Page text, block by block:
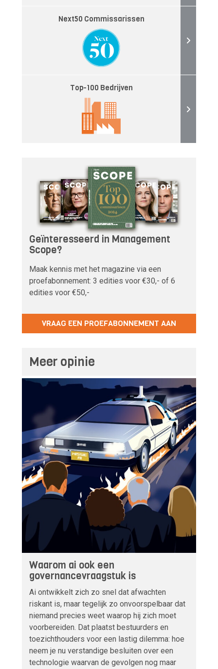
Next50 Commissarissen
Top-100 Bedrijven
Geïnteresseerd in Management
Scope?
Maak kennis met het magazine via een
proefabonnement: 3 edities voor €30,- of 6
edities voor €50,-
VRAAG EEN PROEFABONNEMENT AAN
Meer opinie
Waarom ai ook een
governancevraagstuk is
Ai ontwikkelt zich zo snel dat afwachten
riskant is, maar tegelijk zo onvoorspelbaar dat
niemand precies weet waarop hij zich moet
voorbereiden. Dat plaatst bestuurders en
toezichthouders voor een lastig dilemma: hoe
neem je nu verstandige besluiten over een
technologie waarvan de gevolgen nog maar